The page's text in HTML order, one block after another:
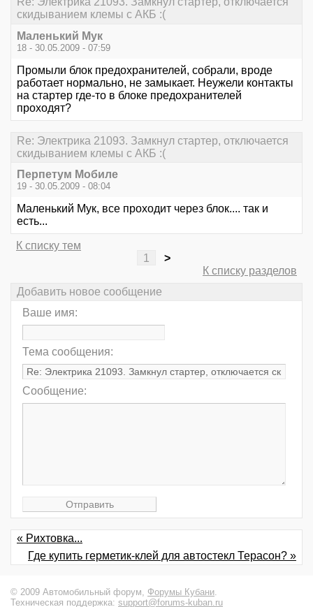
скидыванием клемы с АКБ :(
Маленький Мук
18 - 30.05.2009 - 07:59
Промыли блок предохранителей, собрали, вроде
работает нормально, не замыкает. Неужели контакты
на стартер где-то в блоке предохранителей
проходят?
Re: Электрика 21093. Замкнул стартер, отключается
скидыванием клемы с АКБ :(
Перпетум Мобиле
19 - 30.05.2009 - 08:04
Маленький Мук, все проходит через блок.... так и
есть...
К списку тем
1
>
К списку разделов
Добавить новое сообщение
Ваше имя:
Тема сообщения:
Сообщение:
« Рихтовка...
Где купить герметик-клей для автостекл Терасон? »
© 2009 Автомобильный форум, Форумы Кубани.
Техническая поддержка: support@forums-kuban.ru